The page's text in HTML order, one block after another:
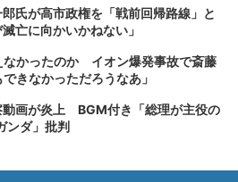
氏が高市政権を「戦前回帰路線」と
亡に向かいかねない」
なかったのか イオン爆発事故で斎藤
きなかっただろうなあ」
動画が炎上 BGM付き「総理が主役の
ンダ」批判